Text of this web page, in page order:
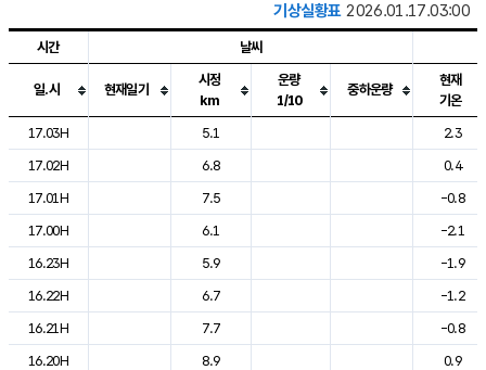
기상실황표 2026.01.17.03:00
도시별 기상실황표로 지점, 날씨, 기온, 강수, 바람, 기압등을 안내한 표입
시간 날씨
일.시 현재일기
시정
km
운량
1/10
중하운량
현재
기온
17.03H
5.1
2.3
17.02H
6.8
0.4
17.01H
7.5
-0.8
17.00H
6.1
-2.1
16.23H
5.9
-1.9
16.22H
6.7
-1.2
16.21H
7.7
-0.8
16.20H
8.9
0.9